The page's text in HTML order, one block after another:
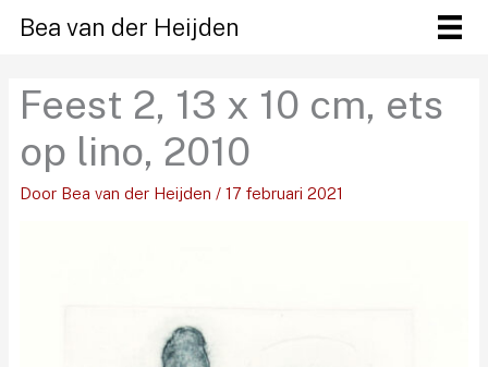
naar
inhoud
Bea van der Heijden
Feest 2, 13 x 10 cm, ets
op lino, 2010
Door Bea van der Heijden / 17 februari 2021